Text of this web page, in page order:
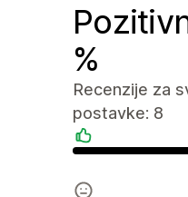
%
Recenzije za
postavke: 8
Pozitivne